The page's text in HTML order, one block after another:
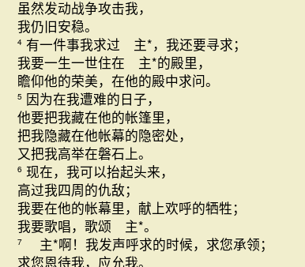
虽然发动战争攻击我，
我仍旧安稳。
4 有一件事我求过 主*，我还要寻求；
我要一生一世住在 主*的殿里，
瞻仰他的荣美，在他的殿中求问。
5 因为在我遭难的日子，
他要把我藏在他的帐篷里，
把我隐藏在他帐幕的隐密处，
又把我高举在磐石上。
6 现在，我可以抬起头来，
高过我四周的仇敌；
我要在他的帐幕里，献上欢呼的牺牲；
我要歌唱，歌颂 主*。
7
主*啊！我发声呼求的时候，求您承领；
求您恩待我，应允我。